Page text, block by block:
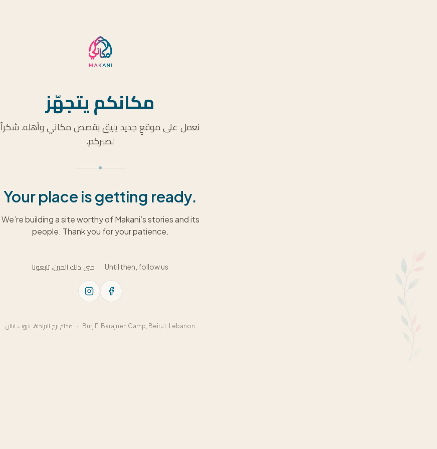
مكانكم يتجهّز
نعمل على موقعٍ جديد يليق بقصص مكاني وأهله. شكراً
لصبركم.
Your place is getting ready.
We’re building a site worthy of Makani’s stories and its
people. Thank you for your patience.
حتى ذلك الحين، تابعونا · Until then, follow us
مخيّم برج البراجنة، بيروت، لبنان · Burj El Barajneh Camp, Beirut, Lebanon